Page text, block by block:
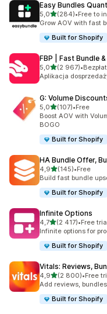
Easy Bundles
5,0na 5 gwiazdek
(284)
Łączna liczba
•Free to
Grow AOV with fast
Built for Shopify
FBP | Fast Bundle
5,0na 5 gwiazdek
(2 967)
Łączna liczba
•
Aplikacja
G: Volume
5,0na 5 gwiazdek
(107)
Łączna liczba
•Free
Boost AOV with
BOGO
Built for Shopify
HA Bundle Offer,
4,9na 5 gwiazdek
(145)
Łączna liczba
•Free
Build fast bundle
Built for Shopify
Infinite Options
4,7na 5 gwiazdek
(2 417)
Łączna liczba
•Free
Infinite options for
Built for Shopify
Vitals: Reviews,
4,9na 5 gwiazdek
(2 800)
Łączna liczba•Free
Add reviews,
Built for Shopify